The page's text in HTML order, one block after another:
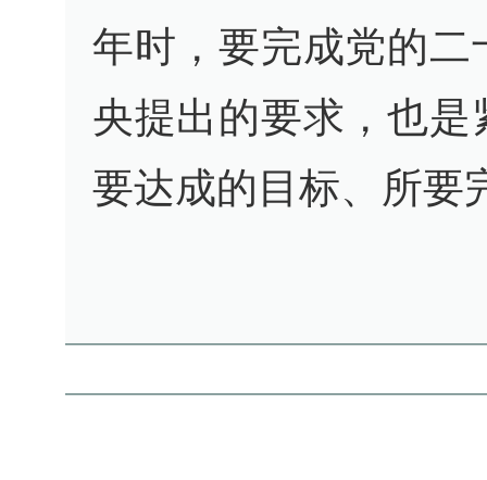
年时，要完成党的
央提出的要求，也
要达成的目标、所要